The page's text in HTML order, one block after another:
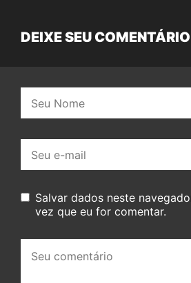
DEIXE SEU COMENTÁRIO
mail:
Salvar dados neste
vez que eu for comentar.
comentário: